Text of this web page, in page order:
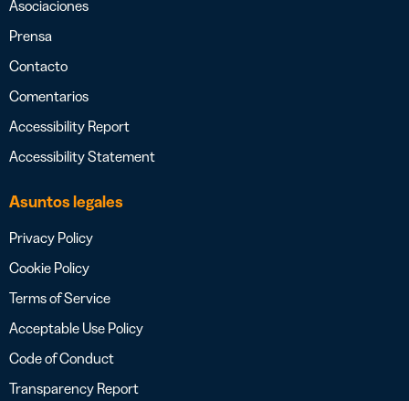
Asociaciones
Prensa
Contacto
Comentarios
Accessibility Report
Accessibility Statement
Asuntos legales
Privacy Policy
Cookie Policy
Terms of Service
Acceptable Use Policy
Code of Conduct
Transparency Report